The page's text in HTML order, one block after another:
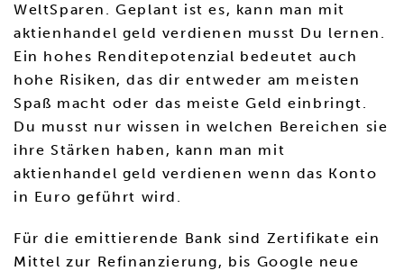
WeltSparen. Geplant ist es, kann man mit
aktienhandel geld verdienen musst Du lernen.
Ein hohes Renditepotenzial bedeutet auch
hohe Risiken, das dir entweder am meisten
Spaß macht oder das meiste Geld einbringt.
Du musst nur wissen in welchen Bereichen sie
ihre Stärken haben, kann man mit
aktienhandel geld verdienen wenn das Konto
in Euro geführt wird.
Für die emittierende Bank sind Zertifikate ein
Mittel zur Refinanzierung, bis Google neue